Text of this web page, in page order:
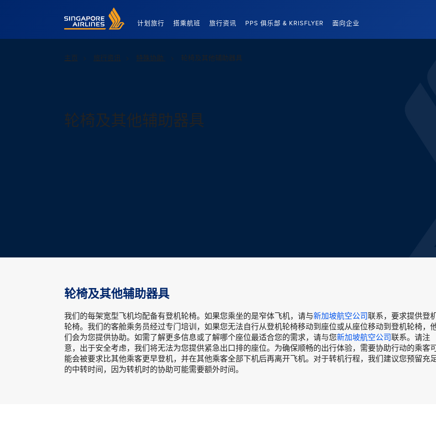
Singapore Airlines Home
计划旅行 搭乘航班 旅行资讯 PPS 俱乐部 & KRISFLYER 面向企业
主页 旅行资讯 特殊协助 轮椅及其他辅助器具
轮椅及其他辅助器具
轮椅及其他辅助器具
我们的每架宽型飞机均配备有登机轮椅。如果您乘坐的是窄体飞机，请与新加坡航空公司联系，要求提供登
轮椅。我们的客舱乘务员经过专门培训，如果您无法自行从登机轮椅移动到座位或从座位移动到登机轮椅，
们会为您提供协助。如需了解更多信息或了解哪个座位最适合您的需求，请与您新加坡航空公司联系。请注
意，出于安全考虑，我们将无法为您提供紧急出口排的座位。为确保顺畅的出行体验，需要协助行动的乘客
能会被要求比其他乘客更早登机，并在其他乘客全部下机后再离开飞机。对于转机行程，我们建议您预留充
的中转时间，因为转机时的协助可能需要额外时间。